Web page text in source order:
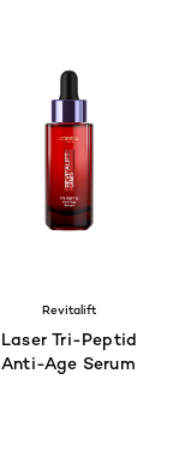
Revitalift
Laser Tri-Peptid
Anti-Age Serum